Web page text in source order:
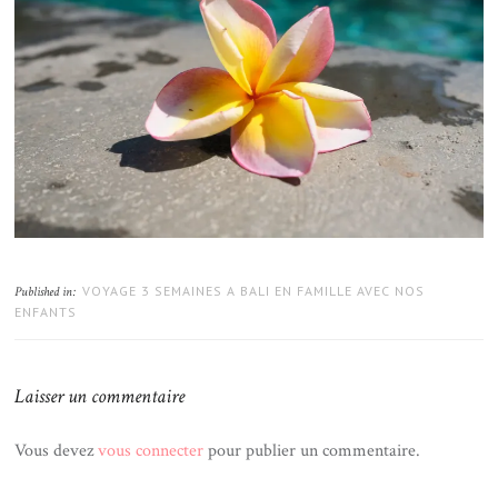
Published in: VOYAGE 3 SEMAINES A BALI EN FAMILLE AVEC NOS
ENFANTS
Laisser un commentaire
Vous devezvous connecterpour publier un commentaire.